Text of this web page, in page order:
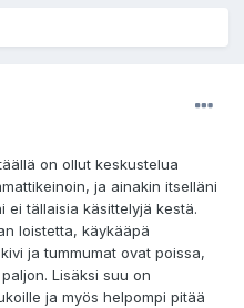
on ollut keskustelua
ja ainakin itselläni
ei tällaisia käsittelyjä kestä.
loistetta, käykääpä
ja tummumat ovat poissa,
Lisäksi suu on
ja myös helpompi pitää